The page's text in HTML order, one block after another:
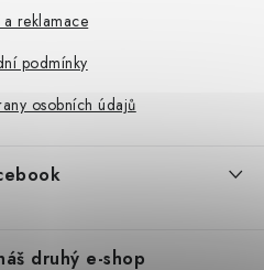
reklamace
podmínky
osobních údajů
druhý e-shop